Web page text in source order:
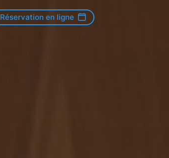
Réservation en ligne